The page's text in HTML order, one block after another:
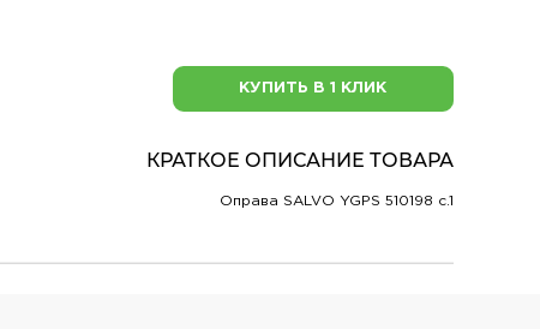
КУПИТЬ В 1 КЛИК
КРАТКОЕ ОПИСАНИЕ ТОВАРА
Оправа SALVO YGPS 510198 c.1